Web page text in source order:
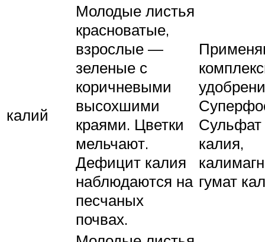
калий
Молодые листья
красноватые,
взрослые —
зеленые с
коричневыми
высохшими
краями. Цветки
мельчают.
Дефицит калия
наблюдаются на
песчаных
почвах.
Сульфат
калия,
гумат